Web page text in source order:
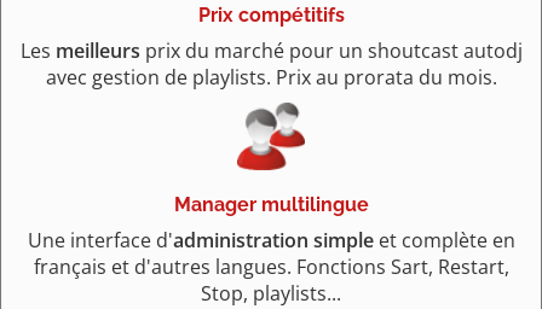
Prix compétitifs
Les meilleurs prix du marché pour un shoutcast autodj
avec gestion de playlists. Prix au prorata du mois.
Manager multilingue
Une interface d'administration simpleet complète en
français et d'autres langues. Fonctions Sart, Restart,
Stop, playlists...